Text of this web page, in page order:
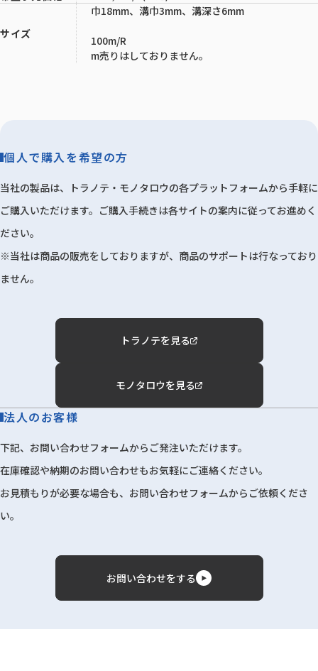
サイズ
巾18mm、溝巾3mm、溝深さ6mm
100m/R
m売りはしておりません。
個人で購入を希望の方
当社の製品は、トラノテ・モノタロウの各プラットフォームから手軽に
ご購入いただけます。ご購入手続きは各サイトの案内に従ってお進めく
ださい。
※当社は商品の販売をしておりますが、商品のサポートは行なっており
ません。
トラノテを見る
モノタロウを見る
法人のお客様
下記、お問い合わせフォームからご発注いただけます。
在庫確認や納期のお問い合わせもお気軽にご連絡ください。
お見積もりが必要な場合も、お問い合わせフォームからご依頼くださ
い。
お問い合わせをする